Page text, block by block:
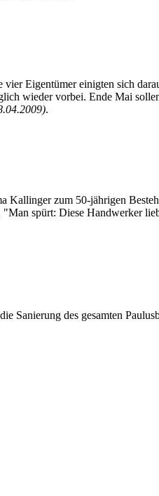
Eigentümer einigten sich
wieder vorbei. Ende Mai
.
Kallinger zum 50-jährigen
spürt: Diese Handwerker
Sanierung des gesamten